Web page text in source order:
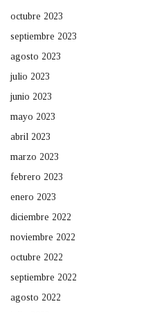
octubre 2023
septiembre 2023
agosto 2023
julio 2023
junio 2023
mayo 2023
abril 2023
marzo 2023
febrero 2023
enero 2023
diciembre 2022
noviembre 2022
octubre 2022
septiembre 2022
agosto 2022